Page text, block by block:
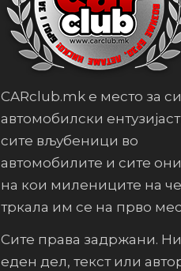
CARclub.mk е место за
автомобилски
сите вљубеници во
автомобилите и сите
на кои милениците на
тркала им се на прво
Сите права задржани.
еден дел, текст или